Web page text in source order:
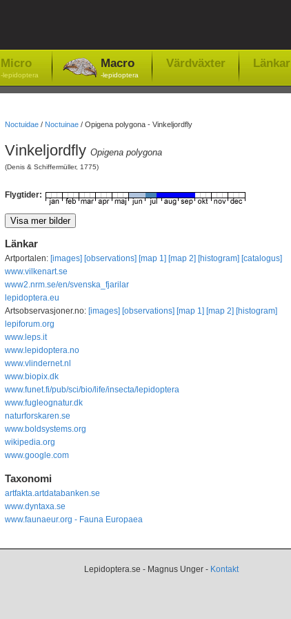
Micro
-lepidoptera
Macro
-lepidoptera
Värdväxter Länkar
Noctuidae/ Noctuinae/ Opigena polygona - Vinkeljordfly
Vinkeljordfly Opigena polygona
(Denis & Schiffermüller, 1775)
Flygtider:
Länkar
Artportalen: [images] [observations] [map 1] [map 2] [histogram] [catalogus]
www.vilkenart.se
www2.nrm.se/en/svenska_fjarilar
lepidoptera.eu
Artsobservasjoner.no: [images] [observations] [map 1] [map 2] [histogram]
lepiforum.org
www.leps.it
www.lepidoptera.no
www.vlindernet.nl
www.biopix.dk
www.funet.fi/pub/sci/bio/life/insecta/lepidoptera
www.fugleognatur.dk
naturforskaren.se
www.boldsystems.org
wikipedia.org
www.google.com
Taxonomi
artfakta.artdatabanken.se
www.dyntaxa.se
www.faunaeur.org - Fauna Europaea
Lepidoptera.se - Magnus Unger - Kontakt